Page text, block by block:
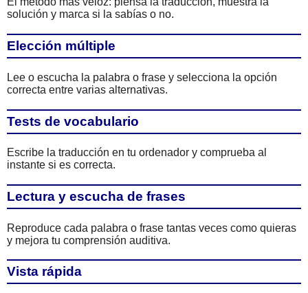
solución y marca si la sabías o no.
Elección múltiple
Lee o escucha la palabra o frase y selecciona la opción
correcta entre varias alternativas.
Tests de vocabulario
Escribe la traducción en tu ordenador y comprueba al
instante si es correcta.
Lectura y escucha de frases
Reproduce cada palabra o frase tantas veces como quieras
y mejora tu comprensión auditiva.
Vista rápida